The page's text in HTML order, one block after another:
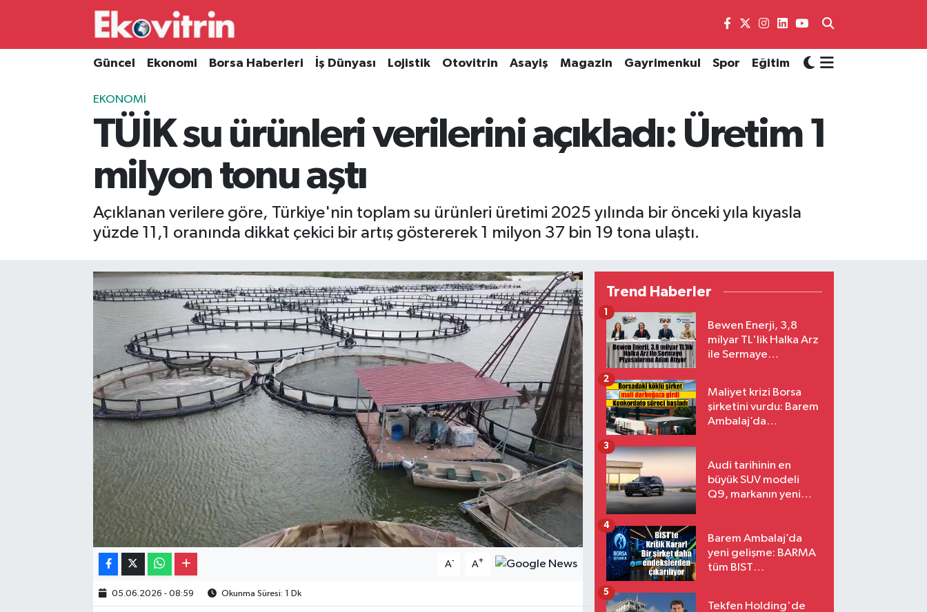
Güncel Ekonomi Borsa Haberleri İş Dünyası Lojistik Otovitrin Asayiş Magazin Gayrimenkul Spor Eğitim
EKONOMI
TÜİK su ürünleri verilerini açıkladı: Üretim 1
milyon tonu aştı
Açıklanan verilere göre, Türkiye'nin toplam su ürünleri üretimi 2025 yılında bir önceki yıla kıyasla
yüzde 11,1 oranında dikkat çekici bir artış göstererek 1 milyon 37 bin 19 tona ulaştı.
A- A+
05.06.2026 - 08:59 Okunma Süresi: 1 Dk
Trend Haberler
Bewen Enerji, 3,8
milyar TL'lik Halka Arz
ile Sermaye
1
Maliyet krizi Borsa
şirketini vurdu: Barem
Ambalaj’da
2
Audi tarihinin en
büyük SUV modeli
Q9, markanın yeni
3
Barem Ambalaj’da
yeni gelişme: BARMA
tüm BIST
4
Tekfen Holding'de
5
Güncel
Borsa Haberleri
Gayrimenkul
Hava Durumu
Süper Lig Puan Durumu ve Fikstür
Son Dakika Haberleri
Haber Arşivi